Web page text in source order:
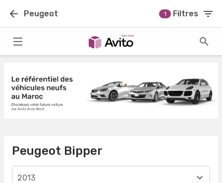
Peugeot 1 Filtres
Peugeot Bipper
2013